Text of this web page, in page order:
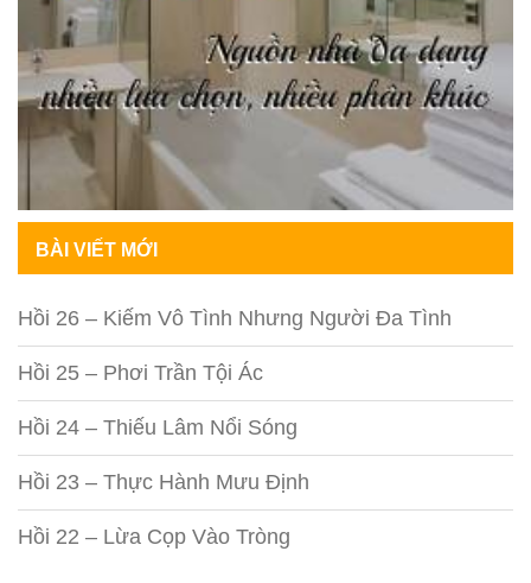
BÀI VIẾT MỚI
Hồi 26 – Kiếm Vô Tình Nhưng Người Đa Tình
Hồi 25 – Phơi Trần Tội Ác
Hồi 24 – Thiếu Lâm Nổi Sóng
Hồi 23 – Thực Hành Mưu Định
Hồi 22 – Lừa Cọp Vào Tròng